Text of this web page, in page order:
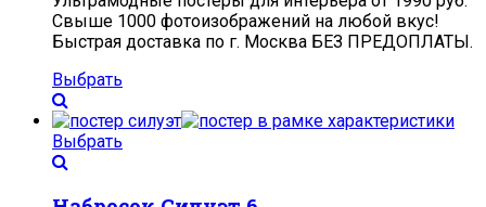
Свыше 1000 фотоизображений на любой вкус!
Быстрая доставка по г. Москва БЕЗ ПРЕДОПЛАТЫ.
Выбрать
Выбрать